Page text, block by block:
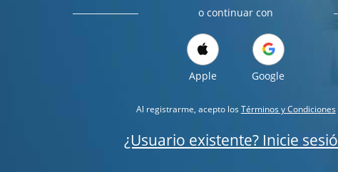
o continuar con
Apple Google
Al registrarme, acepto los Términos y Condiciones
¿Usuario existente? Inicie